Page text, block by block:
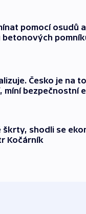
pomocí osudů
Česko je na
míní bezpečnostní
škrty, shodli se
Kočárník